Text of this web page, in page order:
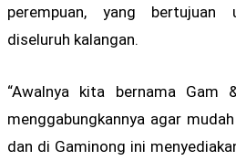
perempuan, yang
diseluruh kalangan.
“Awalnya kita bernama
menggabungkannya agar
dan di Gaminong ini